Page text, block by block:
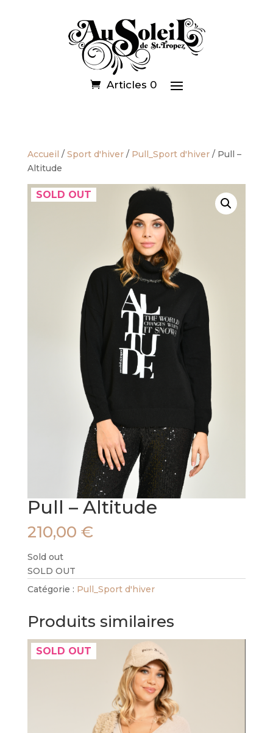
Articles 0
Accueil / Sport d'hiver/ Pull_Sport d'hiver/ Pull –
Altitude
SOLD OUT
Pull – Altitude
210,00 €
Sold out
SOLD OUT
Catégorie : Pull_Sport d'hiver
Produits similaires
SOLD OUT